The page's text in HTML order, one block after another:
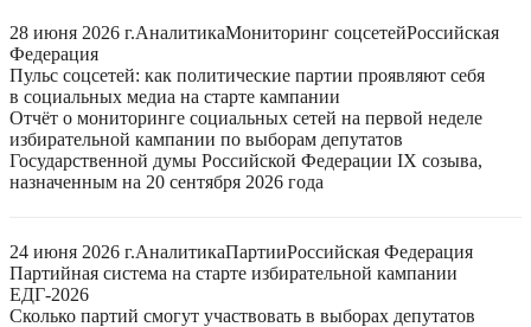
28 июня 2026 г.АналитикаМониторинг соцсетейРоссийская
Федерация
Пульс соцсетей: как политические партии проявляют себя
в социальных медиа на старте кампании
Отчёт о мониторинге социальных сетей на первой неделе
избирательной кампании по выборам депутатов
Государственной думы Российской Федерации IX созыва,
назначенным на 20 сентября 2026 года
24 июня 2026 г.АналитикаПартииРоссийская Федерация
Партийная система на старте избирательной кампании
ЕДГ-2026
Сколько партий смогут участвовать в выборах депутатов